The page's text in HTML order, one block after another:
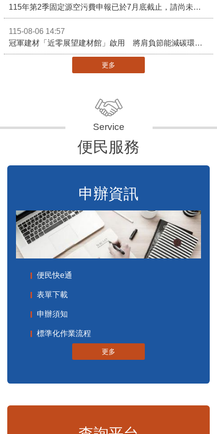
115年第2季固定源空污費申報已於7月底截止，請尚未申報公私場所儘速完成申繳，以免面臨滯納金及罰鍰!
115-08-06 14:57
冠軍建材「近零展望建材館」啟用 將肩負節能減碳環境教育重任
更多
便民服務
申辦資訊
便民快e通
表單下載
申辦須知
標準化作業流程
更多